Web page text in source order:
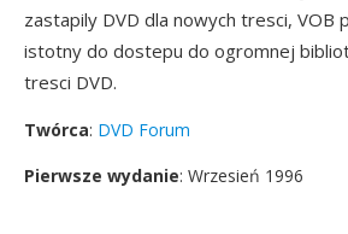
zastapily DVD dla nowych tresci, VOB
istotny do dostepu do ogromnej
tresci DVD.
Twórca: DVD Forum
Pierwsze wydanie: Wrzesień 1996